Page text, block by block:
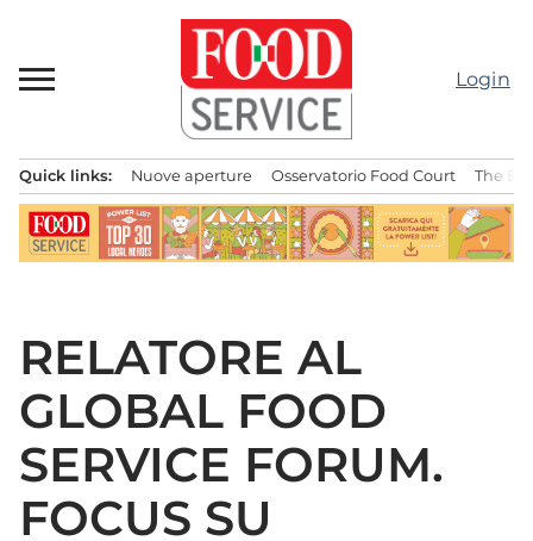
contenuto
Login
principale
Quick links: Nuove aperture Osservatorio Food Court The
RELATORE AL
GLOBAL FOOD
SERVICE FORUM.
FOCUS SU